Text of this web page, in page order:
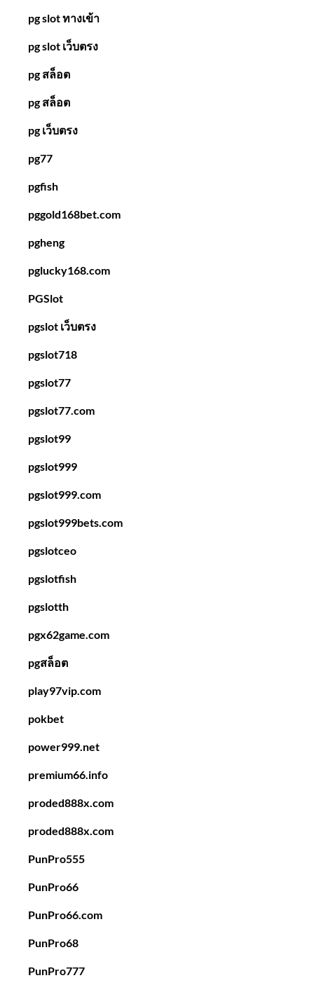
pg slot ทางเข้า
pg slot เว็บตรง
pg สล็อต
pg สล็อต
pg เว็บตรง
pg77
pgfish
pggold168bet.com
pgheng
pglucky168.com
PGSlot
pgslot เว็บตรง
pgslot718
pgslot77
pgslot77.com
pgslot99
pgslot999
pgslot999.com
pgslot999bets.com
pgslotceo
pgslotfish
pgslotth
pgx62game.com
pgสล็อต
play97vip.com
pokbet
power999.net
premium66.info
proded888x.com
proded888x.com
PunPro555
PunPro66
PunPro66.com
PunPro68
PunPro777